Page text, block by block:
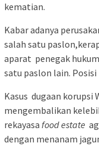
kematian.
Kabar adanya
salah satu
aparat penegak
satu paslon lain.
Kasus dugaan korupsi
mengembalikan
rekayasa food estate
dengan menanam